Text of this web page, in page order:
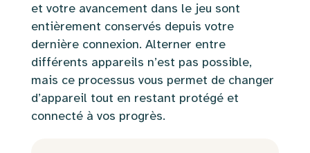
et votre avancement dans le jeu sont
entièrement conservés depuis votre
dernière connexion. Alterner entre
différents appareils n’est pas possible,
mais ce processus vous permet de changer
d’appareil tout en restant protégé et
connecté à vos progrès.